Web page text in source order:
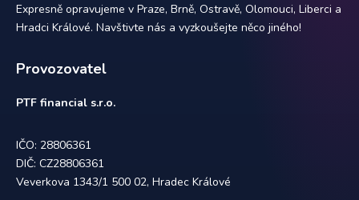
Expresně opravujeme v Praze, Brně, Ostravě, Olomouci, Liberci a
Hradci Králové. Navštivte nás a vyzkoušejte něco jiného!
Provozovatel
PTF financial s.r.o.
IČO: 28806361
DIČ: CZ28806361
Veverkova 1343/1 500 02, Hradec Králové